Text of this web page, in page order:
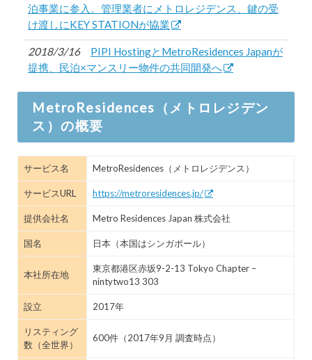
泊事業に参入。管理業者にメトロレジデンス、鍵の受
け渡しにKEY STATIONが協業
2018/3/16
PIPI HostingとMetroResidences Japanが
提携、民泊×マンスリー物件の共同開発へ
2018/2/9
メトロレジデンス、香港進出。ビジネス
旅行者、海外居住者向けに宿泊先提供開始
2017/8/15
トプラットフォーム「メトロレジデンス」が日本上陸
MetroResidences（メトロレジデン
ス）の概要
サービス名 MetroResidences（メトロレジデンス）
サービスURL https://metroresidences.jp/
提供会社名 Metro Residences Japan 株式会社
国名 日本（本国はシンガポール）
本社所在地
東京都港区赤坂9-2-13 Tokyo Chapter –
nintytwo13 303
設立 2017年
リスティング
数（全世界）
600件（2017年9月 調査時点）